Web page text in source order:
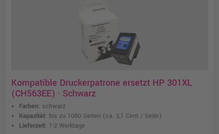
Kompatible Druckerpatrone ersetzt HP 301XL
(CH563EE) · Schwarz
Farben: schwarz
Kapazität: bis zu 1080 Seiten (ca. 3,1 Cent / Seite)
Lieferzeit: 1-2 Werktage